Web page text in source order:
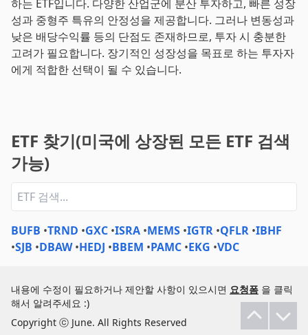
하는 ETF입니다. 다양한 산업군에 분산 투자하고, 빠른 성장
성과 중형주 특유의 안정성을 제공합니다. 그러나 변동성과
낮은 배당수익률 등의 단점도 존재하므로, 투자 시 충분한
고려가 필요합니다. 장기적인 성장성을 목표로 하는 투자자
에게 적합한 선택이 될 수 있습니다.
ETF 찾기(미국에 상장된 모든 ETF 검색
가능)
BUFB •TRND •GXC •ISRA •MEMS •IGTR •QFLR •IBHF
•SJB •DBAW •HEDJ •BBEM •PAMC •EKG •VDC
내용에 수정이 필요하거나 제안할 사항이 있으시면 요청폼 을 클릭
해서 알려주세요 :)
Copyright ⓒ June. All Rights Reserved